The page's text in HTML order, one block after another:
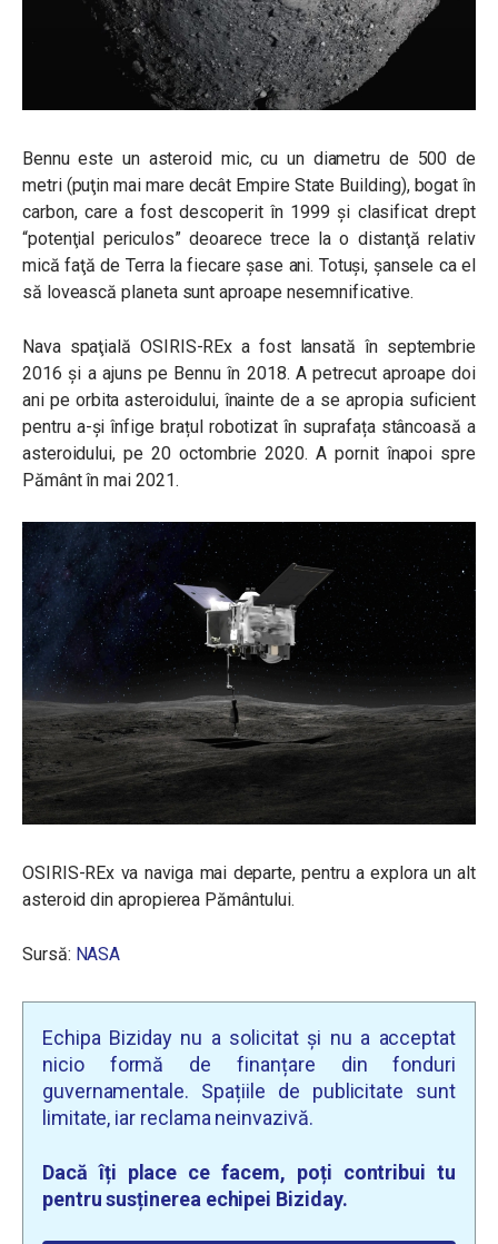
Bennu este un asteroid mic, cu un diametru de 500 de
metri (puţin mai mare decât Empire State Building), bogat în
carbon, care a fost descoperit în 1999 și clasificat drept
“potenţial periculos” deoarece trece la o distanţă relativ
mică faţă de Terra la fiecare şase ani. Totuşi, şansele ca el
să lovească planeta sunt aproape nesemnificative.
Nava spaţială OSIRIS-REx a fost lansată în septembrie
2016 și a ajuns pe Bennu în 2018. A petrecut aproape doi
ani pe orbita asteroidului, înainte de a se apropia suficient
pentru a-și înfige brațul robotizat în suprafața stâncoasă a
asteroidului, pe 20 octombrie 2020. A pornit înapoi spre
Pământ în mai 2021.
OSIRIS-REx va naviga mai departe, pentru a explora un alt
asteroid din apropierea Pământului.
Sursă: NASA
Echipa Biziday nu a solicitat și nu a acceptat
nicio formă de finanțare din fonduri
guvernamentale. Spațiile de publicitate sunt
limitate, iar reclama neinvazivă.
Dacă îți place ce facem, poți contribui tu
pentru susținerea echipei Biziday.